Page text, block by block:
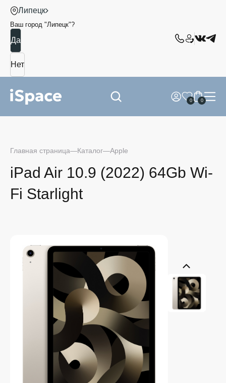
Липецк
Ваш город "Липецк"?
0 0
Главная страница Каталог Apple
iPad Air 10.9 (2022) 64Gb Wi-
Fi Starlight